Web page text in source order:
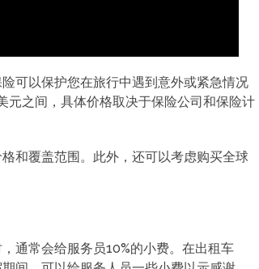
可以保护您在旅行中遇到意外或紧急情况
元之间，具体价格取决于保险公司和保险计
和覆盖范围。此外，还可以考虑购买全球
通常会给服务员10%的小费。在出租车